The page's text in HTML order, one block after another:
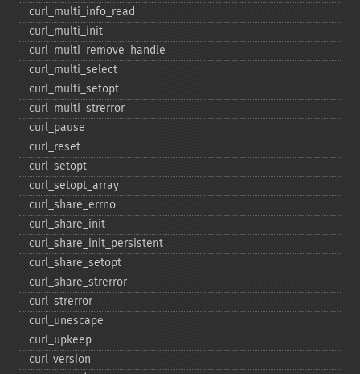
curl_​multi_​info_​read
curl_​multi_​init
curl_​multi_​remove_​handle
curl_​multi_​select
curl_​multi_​setopt
curl_​multi_​strerror
curl_​pause
curl_​reset
curl_​setopt
curl_​setopt_​array
curl_​share_​errno
curl_​share_​init
curl_​share_​init_​persistent
curl_​share_​setopt
curl_​share_​strerror
curl_​strerror
curl_​unescape
curl_​upkeep
curl_​version